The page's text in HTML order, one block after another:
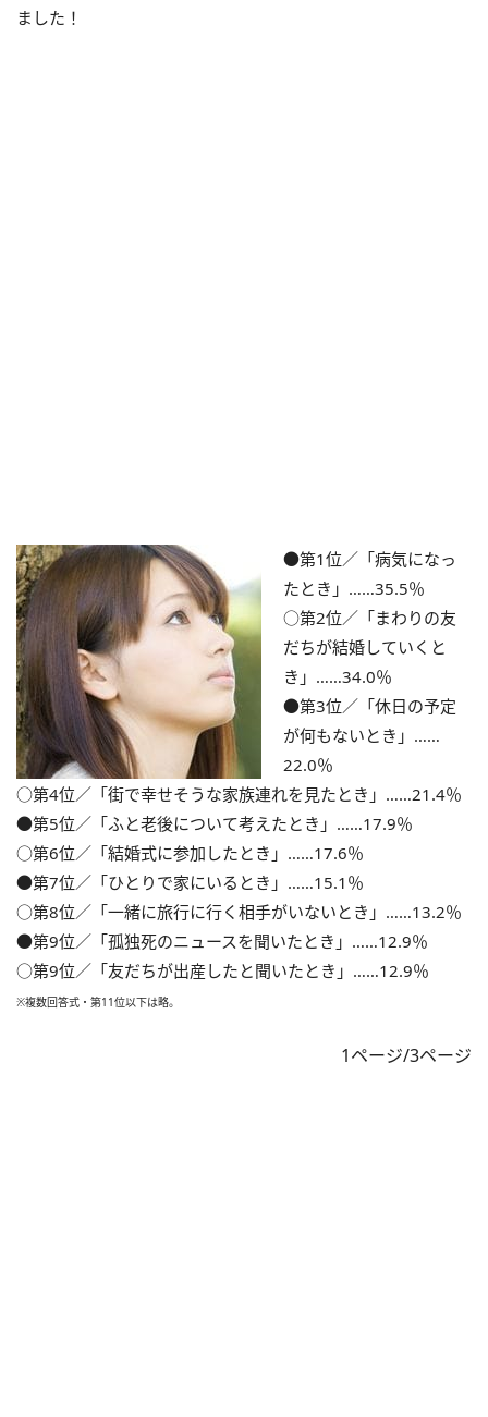
ました！
●第1位／「病気になっ
たとき」……35.5％
○第2位／「まわりの友
だちが結婚していくと
き」……34.0％
●第3位／「休日の予定
が何もないとき」……
22.0％
○第4位／「街で幸せそうな家族連れを見たとき」……21.4％
●第5位／「ふと老後について考えたとき」……17.9％
○第6位／「結婚式に参加したとき」……17.6％
●第7位／「ひとりで家にいるとき」……15.1％
○第8位／「一緒に旅行に行く相手がいないとき」……13.2％
●第9位／「孤独死のニュースを聞いたとき」……12.9％
○第9位／「友だちが出産したと聞いたとき」……12.9％
※複数回答式・第11位以下は略。
1ページ/3ページ